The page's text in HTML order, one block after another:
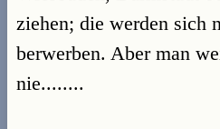
ziehen; die werden sich
berwerben. Aber man
nie........